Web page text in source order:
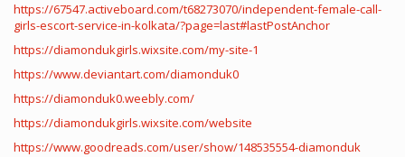
https://67547.activeboard.com/t68273070/independent-female-call-
girls-escort-service-in-kolkata/?page=last#lastPostAnchor
https://diamondukgirls.wixsite.com/my-site-1
https://www.deviantart.com/diamonduk0
https://diamonduk0.weebly.com/
https://diamondukgirls.wixsite.com/website
https://www.goodreads.com/user/show/148535554-diamonduk